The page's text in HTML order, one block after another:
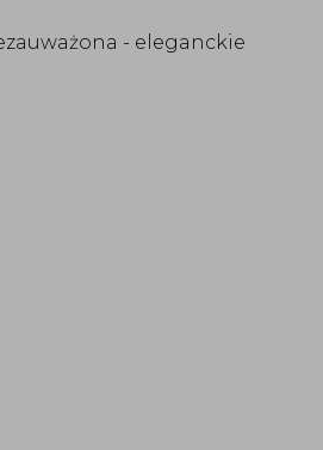
- eleganckie